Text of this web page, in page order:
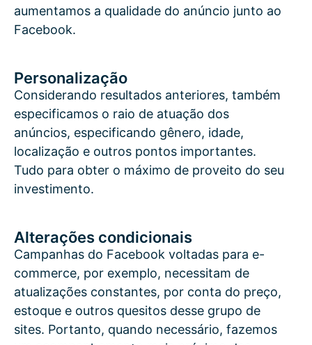
aumentamos a qualidade do anúncio junto ao
Facebook.
Personalização
Considerando resultados anteriores, também
especificamos o raio de atuação dos
anúncios, especificando gênero, idade,
localização e outros pontos importantes.
Tudo para obter o máximo de proveito do seu
investimento.
Alterações condicionais
Campanhas do Facebook voltadas para e-
commerce, por exemplo, necessitam de
atualizações constantes, por conta do preço,
estoque e outros quesitos desse grupo de
sites. Portanto, quando necessário, fazemos